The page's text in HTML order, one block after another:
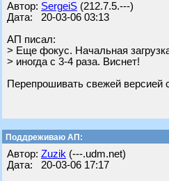
Автор: SergeiS (212.7.5.---)
Дата: 20-03-06 03:13
АП писал:
> Еще фокус. Начальная
> иногда с 3-4 раза. Виснет!
Перепрошивать свежей версией
Поддреживаю АП:
Автор: Zuzik (---.udm.net)
Дата: 20-03-06 17:17